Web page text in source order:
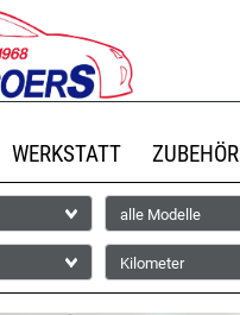
WERKSTATT ZUBEHÖR